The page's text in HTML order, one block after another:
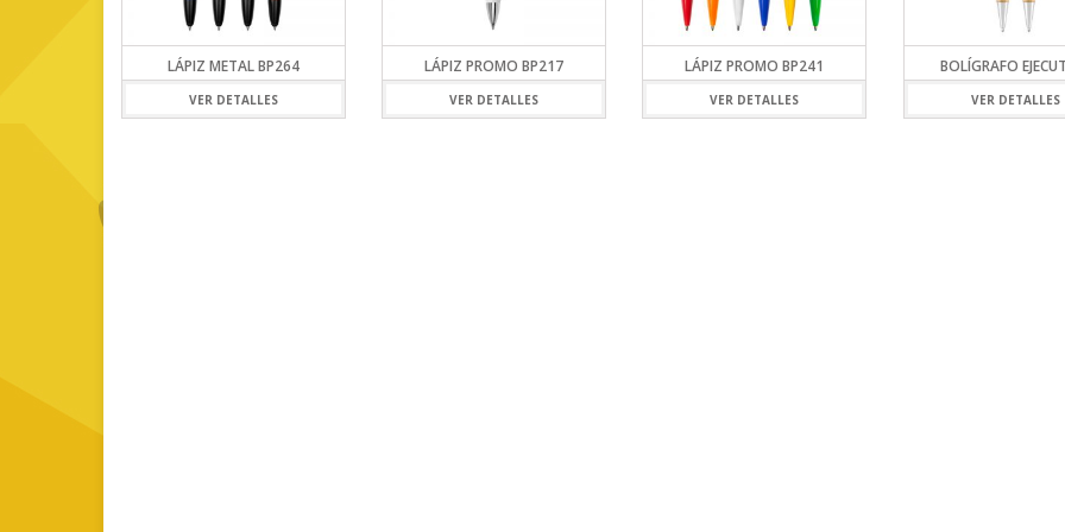
LÁPIZ METAL BP264
VER DETALLES
LÁPIZ PROMO BP217
VER DETALLES
LÁPIZ PROMO BP241
VER DETALLES
BOLÍGRAFO
VER DETALLES